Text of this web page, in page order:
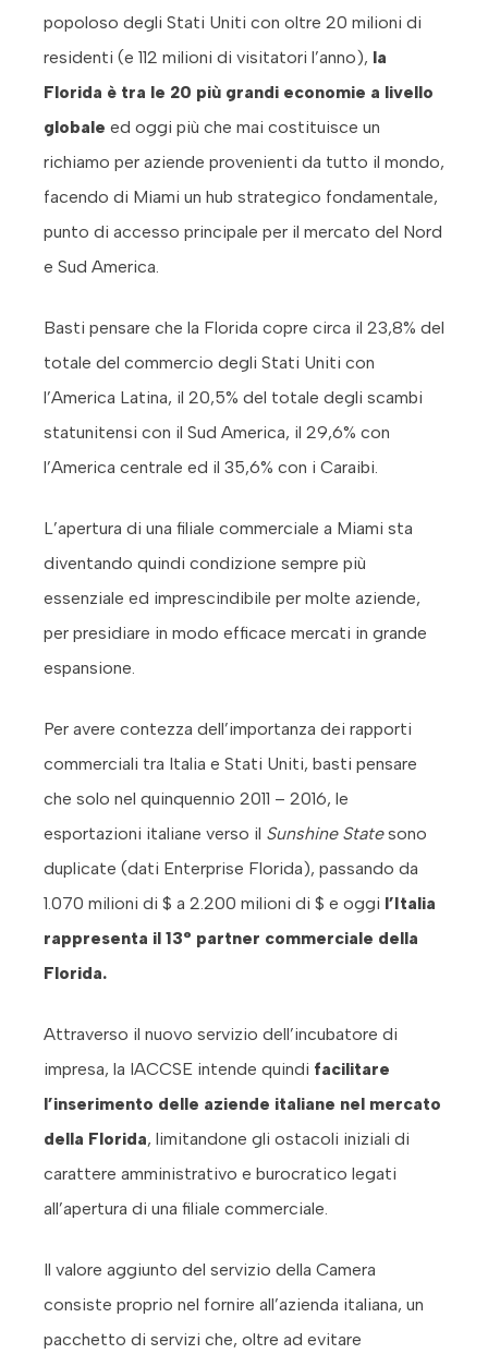
popoloso degli Stati Uniti con oltre 20 milioni di
residenti (e 112 milioni di visitatori l’anno), la
Florida è tra le 20 più grandi economie a livello
globale ed oggi più che mai costituisce un
richiamo per aziende provenienti da tutto il mondo,
facendo di Miami un hub strategico fondamentale,
punto di accesso principale per il mercato del Nord
e Sud America.
Basti pensare che la Florida copre circa il 23,8% del
totale del commercio degli Stati Uniti con
l’America Latina, il 20,5% del totale degli scambi
statunitensi con il Sud America, il 29,6% con
l’America centrale ed il 35,6% con i Caraibi.
L’apertura di una filiale commerciale a Miami sta
diventando quindi condizione sempre più
essenziale ed imprescindibile per molte aziende,
per presidiare in modo efficace mercati in grande
espansione.
Per avere contezza dell’importanza dei rapporti
commerciali tra Italia e Stati Uniti, basti pensare
che solo nel quinquennio 2011 – 2016, le
esportazioni italiane verso il Sunshine Statesono
duplicate (dati Enterprise Florida), passando da
1.070 milioni di $ a 2.200 milioni di $ e oggi l’Italia
rappresenta il 13° partner commerciale della
Florida.
Attraverso il nuovo servizio dell’incubatore di
impresa, la IACCSE intende quindi facilitare
l’inserimento delle aziende italiane nel mercato
della Florida, limitandone gli ostacoli iniziali di
carattere amministrativo e burocratico legati
all’apertura di una filiale commerciale.
Il valore aggiunto del servizio della Camera
consiste proprio nel fornire all’azienda italiana, un
pacchetto di servizi che, oltre ad evitare